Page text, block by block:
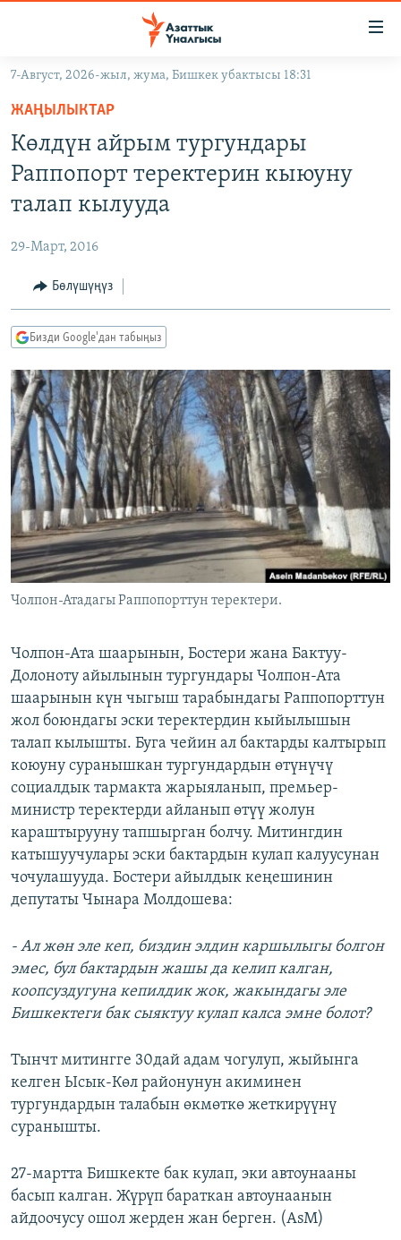
Навигацияга
өтүңүз
Издөөгө
салыңызКЫРГЫЗСТАН
МАДАНИЯТ
ДҮЙНӨ
ТВ ПРОГРАММАЛАР
БҮГҮН АЗАТТЫКТА
ДАНИСТЕ
ЭЖЕ-СИҢДИЛЕР
АЗАТТЫК+
ЫҢГАЙСЫЗ СУРООЛОР
ПОДКАСТ
Русский
ОНЛАЙН ШЕРИНЕ
ЭЕ/АРнун бардык сайттары
7-Август, 2026-жыл, жума, Бишкек убактысы 18:31
ЖАҢЫЛЫКТАР
Көлдүн айрым тургундары
Раппопорт теректерин кыюуну
талап кылууда
29-Март, 2016
Бөлүшүңүз
Бизди Google'дан табыңыз
Чолпон-Атадагы Раппопорттун теректери.
Чолпон-Ата шаарынын, Бостери жана Бактуу-
Долоноту айылынын тургундары Чолпон-Ата
шаарынын күн чыгыш тарабындагы Раппопорттун
жол боюндагы эски теректердин кыйылышын
талап кылышты. Буга чейин ал бактарды калтырып
коюуну суранышкан тургундардын өтүнүчү
социалдык тармакта жарыяланып, премьер-
министр теректерди айланып өтүү жолун
караштырууну тапшырган болчу. Митингдин
катышуучулары эски бактардын кулап калуусунан
чочулашууда. Бостери айылдык кеңешинин
депутаты Чынара Молдошева:
- Ал жөн эле кеп, биздин элдин каршылыгы болгон
эмес, бул бактардын жашы да келип калган,
коопсуздугуна кепилдик жок, жакындагы эле
Бишкектеги бак сыяктуу кулап калса эмне болот?
Тынчт митингге 30дай адам чогулуп, жыйынга
келген Ысык-Көл районунун акиминен
тургундардын талабын өкмөткө жеткирүүнү
суранышты.
27-мартта Бишкекте бак кулап, эки автоунааны
басып калган. Жүрүп бараткан автоунаанын
айдоочусу ошол жерден жан берген. (AsM)